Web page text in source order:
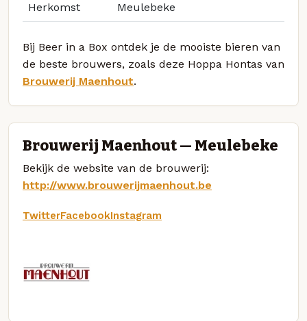
Herkomst Meulebeke
Bij Beer in a Box ontdek je de mooiste bieren van
de beste brouwers, zoals deze Hoppa Hontas van
Brouwerij Maenhout.
Brouwerij Maenhout — Meulebeke
Bekijk de website van de brouwerij:
http://www.brouwerijmaenhout.be
TwitterFacebookInstagram